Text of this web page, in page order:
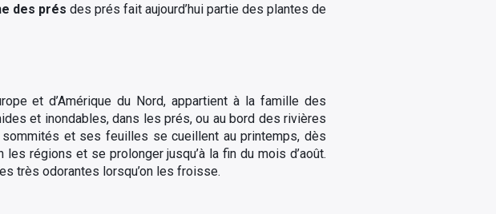
des prés des prés fait aujourd’hui partie des plantes de
et d’Amérique du Nord, appartient à la famille des
et inondables, dans les prés, ou au bord des rivières
et ses feuilles se cueillent au printemps, dès
régions et se prolonger jusqu’à la fin du mois d’août.
très odorantes lorsqu’on les froisse.